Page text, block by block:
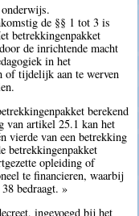
de §§ 1 tot 3 is
betrekkingenpakket
de inrichtende macht
in het
of tijdelijk aan te werven
berekend
van artikel 25.1 kan het
vierde van een betrekking
betrekkingenpakket
opleiding of
te financieren, waarbij
bedraagt. »
ingevoegd bij het